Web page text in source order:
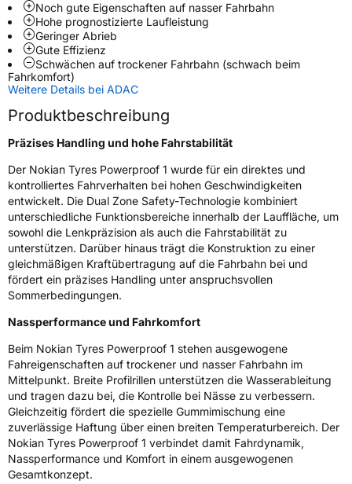
EU Label
EffizienzC
NasshaftungA
Rollgeräusch (Klasse)B
Rollgeräusch (dB)72
FahrzeugklasseC1
3PMSF / Schneeflockensymbol / Alpine-SymbolNein
EPREL ID 1778167
Allgemeine Produktsicherheit (GPSR)
Herstellerkontakt Nokian Tyres plc, Pirkkalaistie 7 37100 Nokia
Finnland, info@nokiantyres.com
Noch gute Eigenschaften auf nasser Fahrbahn
Hohe prognostizierte Laufleistung
Geringer Abrieb
Gute Effizienz
Schwächen auf trockener Fahrbahn (schwach beim
Fahrkomfort)
Weitere Details bei ADAC
Produktbeschreibung
Präzises Handling und hohe Fahrstabilität
Der Nokian Tyres Powerproof 1 wurde für ein direktes und
kontrolliertes Fahrverhalten bei hohen Geschwindigkeiten
entwickelt. Die Dual Zone Safety-Technologie kombiniert
unterschiedliche Funktionsbereiche innerhalb der Lauffläche, um
sowohl die Lenkpräzision als auch die Fahrstabilität zu
unterstützen. Darüber hinaus trägt die Konstruktion zu einer
gleichmäßigen Kraftübertragung auf die Fahrbahn bei und
fördert ein präzises Handling unter anspruchsvollen
Sommerbedingungen.
Nassperformance und Fahrkomfort
Beim Nokian Tyres Powerproof 1 stehen ausgewogene
Fahreigenschaften auf trockener und nasser Fahrbahn im
Mittelpunkt. Breite Profilrillen unterstützen die Wasserableitung
und tragen dazu bei, die Kontrolle bei Nässe zu verbessern.
Gleichzeitig fördert die spezielle Gummimischung eine
zuverlässige Haftung über einen breiten Temperaturbereich. Der
Nokian Tyres Powerproof 1 verbindet damit Fahrdynamik,
Nassperformance und Komfort in einem ausgewogenen
Gesamtkonzept.